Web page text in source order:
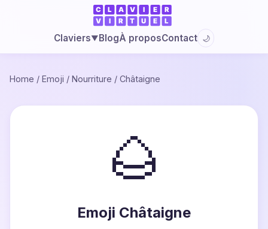
Claviers▼BlogÀ proposContact 🌙
Home / Emoji / Nourriture / Châtaigne
🌰
Emoji Châtaigne